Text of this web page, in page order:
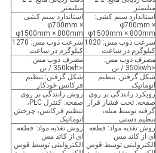
میلیمتر
میلیمتر
استاندارد سیم کشی:
φ700mm ×
φ1500mm × 800mm
استاندارد سیم کشی:
φ700mm ×
φ1500mm × 800mm
سرعت ذوب مس: 1020
کیلوگرم در ساعت
سرعت ذوب مس: 1270
کیلوگرم در ساعت
مصرف ذوب مس:
<350kwh / تن
مصرف ذوب مس:
<350kwh / تن
شکل گرفتن: تنظیم
اتوماتیک
شکل گرفتن: تنظیم
فرکانس خودکار
رویکرد رانندگی بر روی
صفحه: تحت فشار قرار
گرفته توسط میله،
تنظیم دستی
روش رانندگی بر روی
صفحه: کنترل PLC،
تنظیم فرکانس، چرخش
اتوماتیک
روش تغذیه مواد: قطعه
ای از کاتد مس
الکترولیتی توسط قوس
روش تغذیه مواد: قطعه
ای از کاتد مس
الکترولیتی توسط قوس